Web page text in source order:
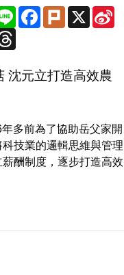
Line Facebook
PlurkX
Threads
沈元立打造高效農
多前為了協助岳父家開
技業的邏輯思維與管理
酬制度，逐步打造高效